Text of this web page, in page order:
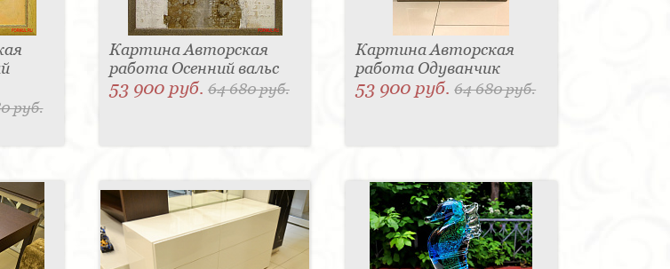
руб.
Картина Авторская
работа Осенний вальс
53 900 руб. 64 680 руб.
Картина Авторская
работа Одуванчик
53 900 руб.64 680 руб.